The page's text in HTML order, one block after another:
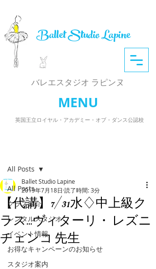
英国王立ロイヤル・アカデミー・オブ・ダンス公認校
​バレエスタジオ ラピンヌ
Ballet Studio Lapine
MENU
All Posts
クラス紹介
レンタルスタジオ
イベント情報
お得なキャンペーンのお知らせ
スタジオ案内
All Posts
【代講】7/31水♢中上級ク
ラス...ヴィターリ・ レズニ
チェンコ 先生
Ballet Studio Lapine
2019年7月18日 読了時間: 3分